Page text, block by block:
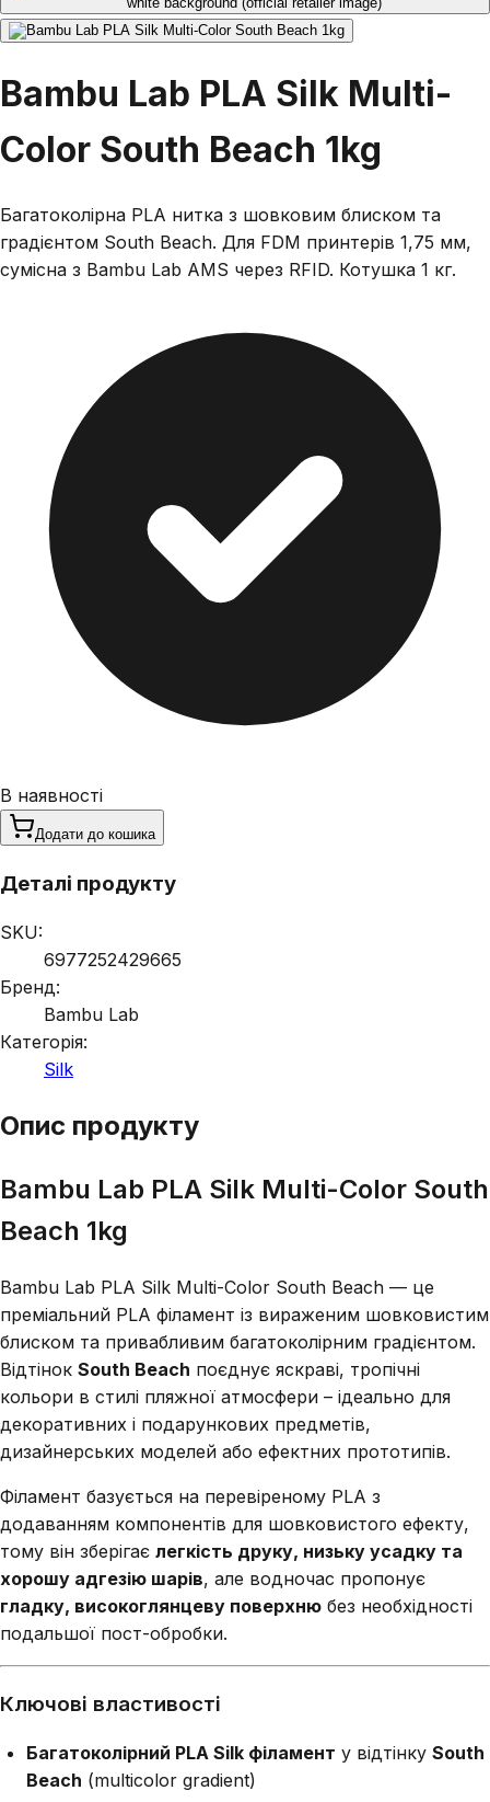
Bambu Lab PLA Silk Multi-
Color South Beach 1kg
Багатоколірна PLA нитка з шовковим блиском та
градієнтом South Beach. Для FDM принтерів 1,75 мм,
сумісна з Bambu Lab AMS через RFID. Котушка 1 кг.
В наявності
Додати до кошика
Деталі продукту
SKU:
6977252429665
Бренд:
Bambu Lab
Категорія:
Silk
Опис продукту
Bambu Lab PLA Silk Multi-Color South
Beach 1kg
Bambu Lab PLA Silk Multi-Color South Beach — це
преміальний PLA філамент із вираженим шовковистим
блиском та привабливим багатоколірним градієнтом.
Відтінок South Beach поєднує яскраві, тропічні
кольори в стилі пляжної атмосфери – ідеально для
декоративних і подарункових предметів,
дизайнерських моделей або ефектних прототипів.
Філамент базується на перевіреному PLA з
додаванням компонентів для шовковистого ефекту,
тому він зберігає легкість друку, низьку усадку та
хорошу адгезію шарів, але водночас пропонує
гладку, високоглянцеву поверхню без необхідності
подальшої пост-обробки.
Ключові властивості
Багатоколірний PLA Silk філамент у відтінку South
Beach (multicolor gradient)